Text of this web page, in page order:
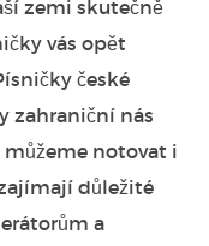
zemi skutečně
vás opět
české
zahraniční nás
můžeme notovat i
důležité
a